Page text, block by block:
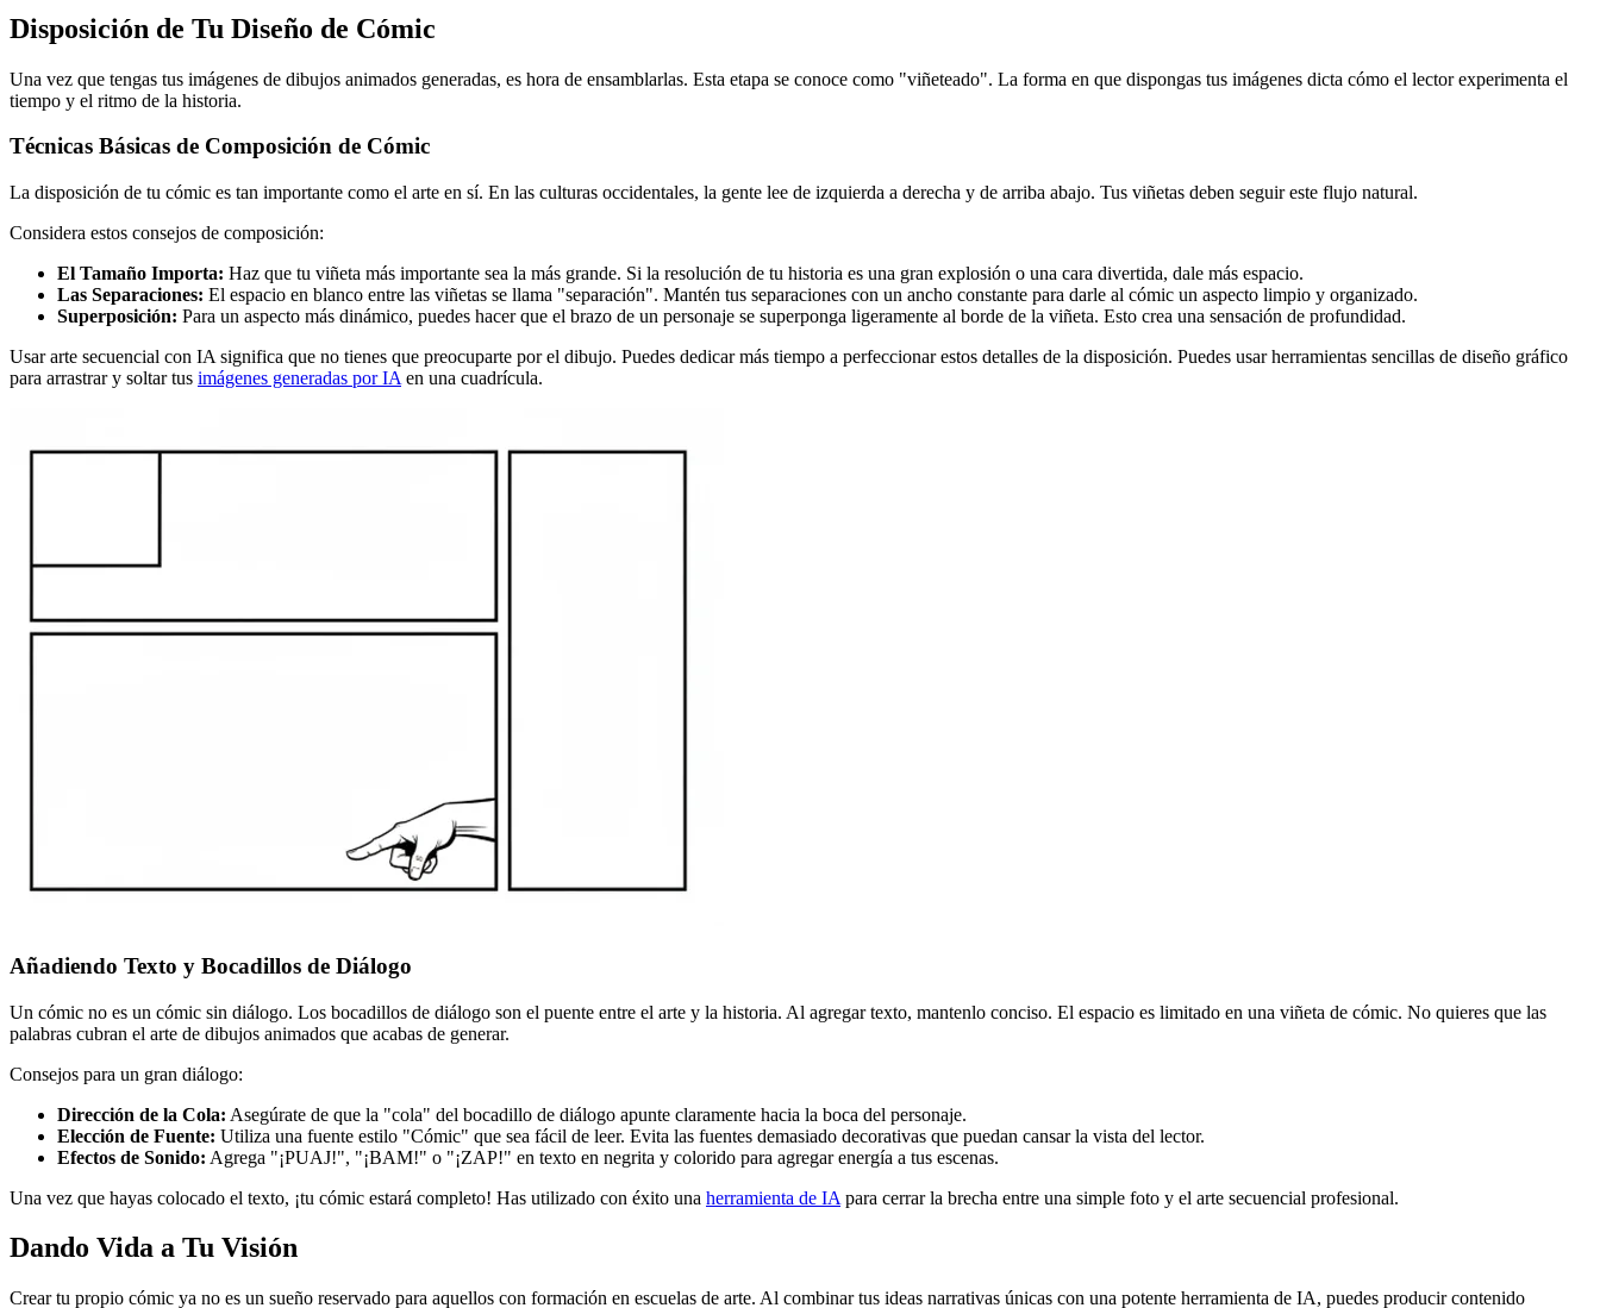
Disposición de Tu Diseño de Cómic
Una vez que tengas tus imágenes de dibujos animados generadas, es hora de ensamblarlas. Esta etapa se conoce como "viñeteado". La forma en que dispongas tus imágenes dicta cómo el lector experimenta el
tiempo y el ritmo de la historia.
Técnicas Básicas de Composición de Cómic
La disposición de tu cómic es tan importante como el arte en sí. En las culturas occidentales, la gente lee de izquierda a derecha y de arriba abajo. Tus viñetas deben seguir este flujo natural.
Considera estos consejos de composición:
El Tamaño Importa: Haz que tu viñeta más importante sea la más grande. Si la resolución de tu historia es una gran explosión o una cara divertida, dale más espacio.
Las Separaciones: El espacio en blanco entre las viñetas se llama "separación". Mantén tus separaciones con un ancho constante para darle al cómic un aspecto limpio y organizado.
Superposición: Para un aspecto más dinámico, puedes hacer que el brazo de un personaje se superponga ligeramente al borde de la viñeta. Esto crea una sensación de profundidad.
Usar arte secuencial con IA significa que no tienes que preocuparte por el dibujo. Puedes dedicar más tiempo a perfeccionar estos detalles de la disposición. Puedes usar herramientas sencillas de diseño gráfico
para arrastrar y soltar tus imágenes generadas por IA en una cuadrícula.
Añadiendo Texto y Bocadillos de Diálogo
Un cómic no es un cómic sin diálogo. Los bocadillos de diálogo son el puente entre el arte y la historia. Al agregar texto, mantenlo conciso. El espacio es limitado en una viñeta de cómic. No quieres que las
palabras cubran el arte de dibujos animados que acabas de generar.
Consejos para un gran diálogo:
Dirección de la Cola: Asegúrate de que la "cola" del bocadillo de diálogo apunte claramente hacia la boca del personaje.
Elección de Fuente: Utiliza una fuente estilo "Cómic" que sea fácil de leer. Evita las fuentes demasiado decorativas que puedan cansar la vista del lector.
Efectos de Sonido: Agrega "¡PUAJ!", "¡BAM!" o "¡ZAP!" en texto en negrita y colorido para agregar energía a tus escenas.
Una vez que hayas colocado el texto, ¡tu cómic estará completo! Has utilizado con éxito una herramienta de IA para cerrar la brecha entre una simple foto y el arte secuencial profesional.
Dando Vida a Tu Visión
Crear tu propio cómic ya no es un sueño reservado para aquellos con formación en escuelas de arte. Al combinar tus ideas narrativas únicas con una potente herramienta de IA, puedes producir contenido